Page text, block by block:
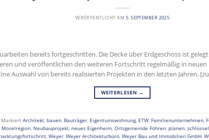
VERÖFFENTLICHT AM 5. SEPTEMBER 2025
bereits fortgeschritten. Die Decke über Erdgeschoss ist
und veröffentlichen den weiteren Fortschritt regelmäßig in
Auswahl von bereits realisierten Projekten in den letzten Jahren.
WEITERLESEN →
Markiert Architekt bauen Bauträger Eigentumswohnung, ETW Familienunternehmen
Moselregion Neubauprojekt neues Eigenheim Ortsgemeinde Föhren planen
Weyer Weyer Architekturbüro Weyer Bau und Immobilien GmbH